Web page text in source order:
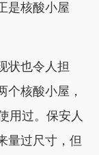
是核酸小屋
也令人担
个核酸小屋，
用过。保安人
量过尺寸，但